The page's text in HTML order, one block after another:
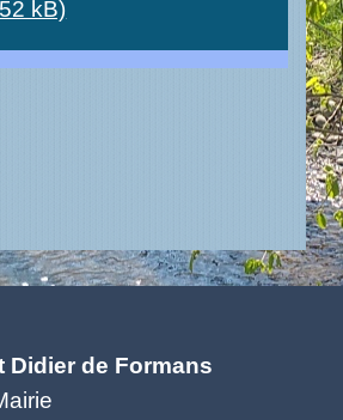
kB)
Didier de Formans